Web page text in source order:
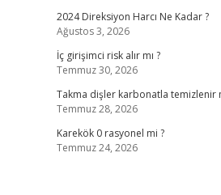
2024 Direksiyon Harcı Ne Kadar ?
Ağustos 3, 2026
İç girişimci risk alır mı ?
Temmuz 30, 2026
Takma dişler karbonatla temizlenir
Temmuz 28, 2026
Karekök 0 rasyonel mi ?
Temmuz 24, 2026